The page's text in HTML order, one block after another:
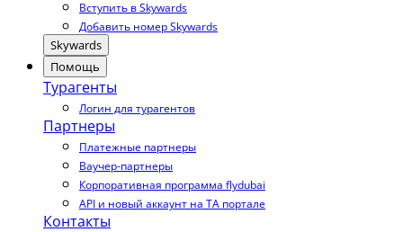
Вступить в Skywards
Добавить номер Skywards
Skywards
Помощь
Турагенты
Логин для турагентов
Партнеры
Платежные партнеры
Ваучер-партнеры
Корпоративная программа flydubai
API и новый аккаунт на TA портале
Контакты